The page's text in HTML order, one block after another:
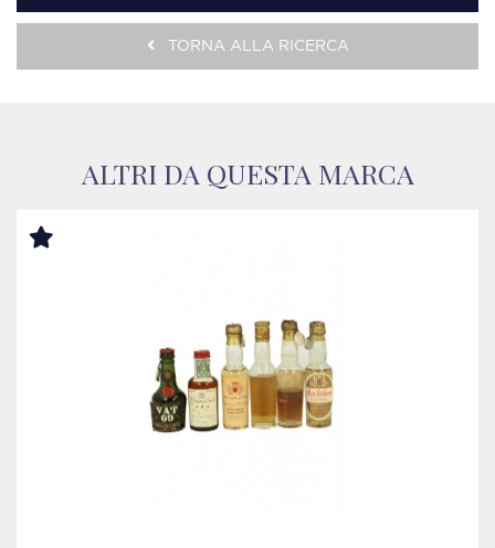
TORNA ALLA RICERCA
ALTRI DA QUESTA MARCA